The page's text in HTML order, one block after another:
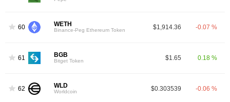
60 WETH
Binance-Peg Ethereum Token $1,914.36 -0.07 %
61 BGB
Bitget Token $1.65 0.18 %
62 WLD
Worldcoin $0.303539 -0.06 %